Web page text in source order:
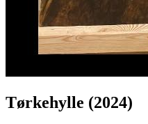
Tørkehylle (2024)